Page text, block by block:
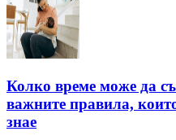
Колко време може да
важните правила,
знае